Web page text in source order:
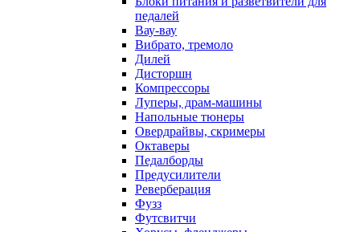
педалей
Вау-вау
Вибрато, тремоло
Дилей
Дисторшн
Компрессоры
Луперы, драм-машины
Напольные тюнеры
Овердрайвы, скримеры
Октаверы
Педалборды
Предусилители
Реверберация
Фузз
Футсвитчи